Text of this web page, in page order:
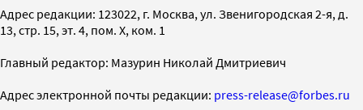
Адрес редакции: 123022, г. Москва, ул. Звенигородская 2-я, д.
13, стр. 15, эт. 4, пом. X, ком. 1
Главный редактор: Мазурин Николай Дмитриевич
Адрес электронной почты редакции: press-release@forbes.ru